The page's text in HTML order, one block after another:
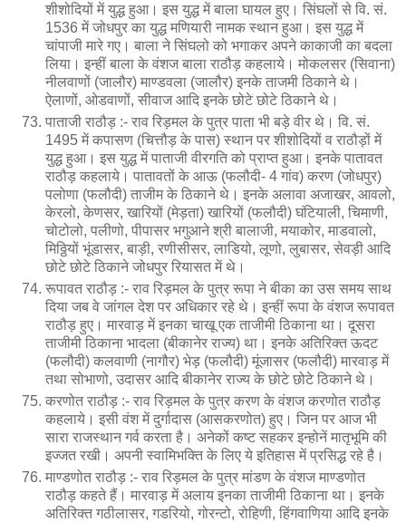
शीशोदियों में युद्ध हुआ। इस युद्ध में बाला घायल हुए। सिंघलों से वि. सं.
1536 में जोधपुर का युद्ध मणियारी नामक स्थान हुआ। इस युद्ध में
चांपाजी मारे गए। बाला ने सिंघलो को भगाकर अपने काकाजी का बदला
लिया। इन्हीं बाला के वंशज बाला राठौड़ कहलाये। मोकलसर (सिवाना)
नीलवाणों (जालौर) माण्डवला (जालौर) इनके ताजमी ठिकाने थे।
ऐलाणों, ओडवाणों, सीवाज आदि इनके छोटे छोटे ठिकाने थे।
पाताजी राठौड़ :- राव रिड़मल के पुत्र पाता भी बड़े वीर थे। वि. सं.
1495 में कपासण (चित्तौड़ के पास) स्थान पर शीशोदियों व राठौड़ों में
युद्ध हुआ। इस युद्ध में पाताजी वीरगति को प्राप्त हुआ। इनके पातावत
राठौड़ कहलाये। पातावतों के आऊ (फलौदी- 4 गांव) करण (जोधपुर)
पलोणा (फलौदी) ताजीम के ठिकाने थे। इनके अलावा अजाखर, आवलो,
केरलो, केणसर, खारियों (मेड़ता) खारियों (फलौदी) घंटियाली, चिमाणी,
चोटोलो, पलीणो, पीपासर भगुआने श्री बालाजी, मयाकोर, माडवालो,
मिठ्ठियों भूंडासर, बाड़ी, रणीसीसर, लाडियो, लूणो, लुबासर, सेवड़ी आदि
छोटे छोटे ठिकाने जोधपुर रियासत में थे।
रूपावत राठौड़ :- राव रिड़मल के पुत्र रूपा ने बीका का उस समय साथ
दिया जब वे जांगल देश पर अधिकार रहे थे। इन्हीं रूपा के वंशज रूपावत
राठौड़ हुए। मारवाड़ में इनका चाखू एक ताजीमी ठिकाना था। दूसरा
ताजीमी ठिकाना भादला (बीकानेर राज्य) था। इनके अतिरिक्त ऊदट
(फलौदी) कलवाणी (नागौर) भेड़ (फलौदी) मूंजासर (फलौदी) मारवाड़ में
तथा सोभाणो, उदासर आदि बीकानेर राज्य के छोटे छोटे ठिकाने थे।
करणोत राठौड़ :- राव रिड़मल के पुत्र करण के वंशज करणोत राठौड़
कहलाये। इसी वंश में दुर्गादास (आसकरणोत) हुए। जिन पर आज भी
सारा राजस्थान गर्व करता है। अनेकों कष्ट सहकर इन्होनें मातृभूमि की
इज्जत रखी। अपनी स्वामिभक्ति के लिए ये इतिहास में प्रसिद्ध रहे है।
माण्डणोत राठौड़ :- राव रिड़मल के पुत्र मांडण के वंशज माण्डणोत
राठौड़ कहते हैं। मारवाड़ में अलाय इनका ताजीमी ठिकाना था। इनके
अतिरिक्त गठीलासर, गडरियो, गोरन्टो, रोहिणी, हिंगवाणिया आदि इनके